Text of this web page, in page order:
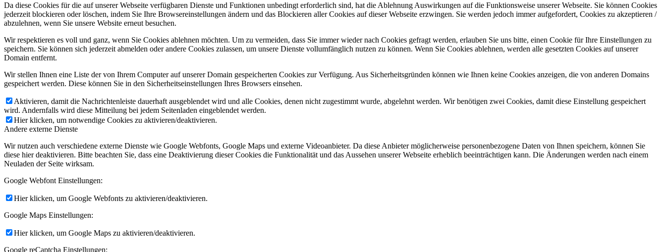
Da diese Cookies für die auf unserer Webseite verfügbaren Dienste und Funktionen unbedingt erforderlich sind, hat die Ablehnung Auswirkungen auf die Funktionsweise unserer Webseite. Sie können Cookies
jederzeit blockieren oder löschen, indem Sie Ihre Browsereinstellungen ändern und das Blockieren aller Cookies auf dieser Webseite erzwingen. Sie werden jedoch immer aufgefordert, Cookies zu akzeptieren /
abzulehnen, wenn Sie unsere Website erneut besuchen.
Wir respektieren es voll und ganz, wenn Sie Cookies ablehnen möchten. Um zu vermeiden, dass Sie immer wieder nach Cookies gefragt werden, erlauben Sie uns bitte, einen Cookie für Ihre Einstellungen zu
speichern. Sie können sich jederzeit abmelden oder andere Cookies zulassen, um unsere Dienste vollumfänglich nutzen zu können. Wenn Sie Cookies ablehnen, werden alle gesetzten Cookies auf unserer
Domain entfernt.
Wir stellen Ihnen eine Liste der von Ihrem Computer auf unserer Domain gespeicherten Cookies zur Verfügung. Aus Sicherheitsgründen können wie Ihnen keine Cookies anzeigen, die von anderen Domains
gespeichert werden. Diese können Sie in den Sicherheitseinstellungen Ihres Browsers einsehen.
Aktivieren, damit die Nachrichtenleiste dauerhaft ausgeblendet wird und alle Cookies, denen nicht zugestimmt wurde, abgelehnt werden. Wir benötigen zwei Cookies, damit diese Einstellung gespeichert
wird. Andernfalls wird diese Mitteilung bei jedem Seitenladen eingeblendet werden.
Hier klicken, um notwendige Cookies zu aktivieren/deaktivieren.
Andere externe Dienste
Wir nutzen auch verschiedene externe Dienste wie Google Webfonts, Google Maps und externe Videoanbieter. Da diese Anbieter möglicherweise personenbezogene Daten von Ihnen speichern, können Sie
diese hier deaktivieren. Bitte beachten Sie, dass eine Deaktivierung dieser Cookies die Funktionalität und das Aussehen unserer Webseite erheblich beeinträchtigen kann. Die Änderungen werden nach einem
Neuladen der Seite wirksam.
Google Webfont Einstellungen:
Hier klicken, um Google Webfonts zu aktivieren/deaktivieren.
Google Maps Einstellungen:
Hier klicken, um Google Maps zu aktivieren/deaktivieren.
Google reCaptcha Einstellungen: